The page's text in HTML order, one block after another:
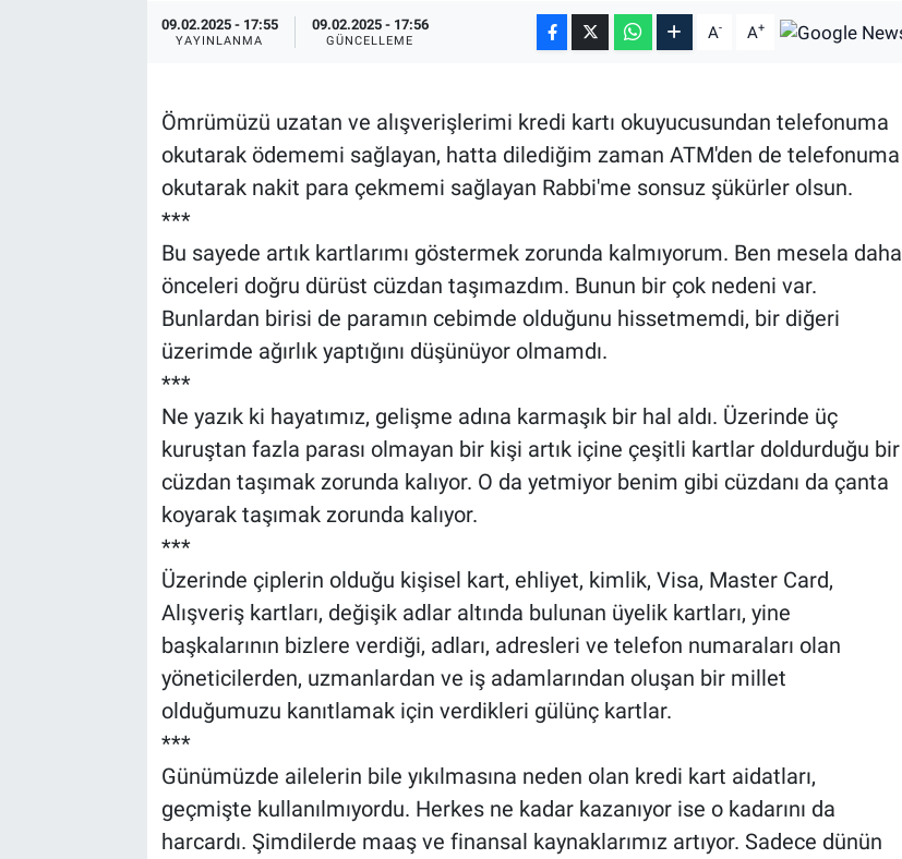
09.02.2025 - 17:55
YAYINLANMA
09.02.2025 - 17:56
GÜNCELLEME A- A+
Ömrümüzü uzatan ve alışverişlerimi kredi kartı okuyucusundan telefonuma
okutarak ödememi sağlayan, hatta dilediğim zaman ATM'den de telefonuma
okutarak nakit para çekmemi sağlayan Rabbi'me sonsuz şükürler olsun.
***
Bu sayede artık kartlarımı göstermek zorunda kalmıyorum. Ben mesela daha
önceleri doğru dürüst cüzdan taşımazdım. Bunun bir çok nedeni var.
Bunlardan birisi de paramın cebimde olduğunu hissetmemdi, bir diğeri
üzerimde ağırlık yaptığını düşünüyor olmamdı.
***
Ne yazık ki hayatımız, gelişme adına karmaşık bir hal aldı. Üzerinde üç
kuruştan fazla parası olmayan bir kişi artık içine çeşitli kartlar doldurduğu bir
cüzdan taşımak zorunda kalıyor. O da yetmiyor benim gibi cüzdanı da çanta
koyarak taşımak zorunda kalıyor.
***
Üzerinde çiplerin olduğu kişisel kart, ehliyet, kimlik, Visa, Master Card,
Alışveriş kartları, değişik adlar altında bulunan üyelik kartları, yine
başkalarının bizlere verdiği, adları, adresleri ve telefon numaraları olan
yöneticilerden, uzmanlardan ve iş adamlarından oluşan bir millet
olduğumuzu kanıtlamak için verdikleri gülünç kartlar.
***
Günümüzde ailelerin bile yıkılmasına neden olan kredi kart aidatları,
geçmişte kullanılmıyordu. Herkes ne kadar kazanıyor ise o kadarını da
harcardı. Şimdilerde maaş ve finansal kaynaklarımız artıyor. Sadece dünün
BİLİM VE TEKNOLOJİ
Şambayat Haber